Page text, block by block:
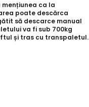
mențiunea ca la
poate descărca
să descarce manual
va fi sub 700kg
și tras cu transpaletul.